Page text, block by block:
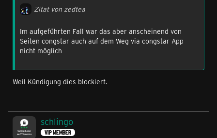
Zitat von zedtea
Im aufgeführten Fall war das aber anscheinend von
Seiten congstar auch auf dem Weg via congstar App
nicht möglich
Weil Kündigung dies blockiert.
schlingo
VIP MEMBER